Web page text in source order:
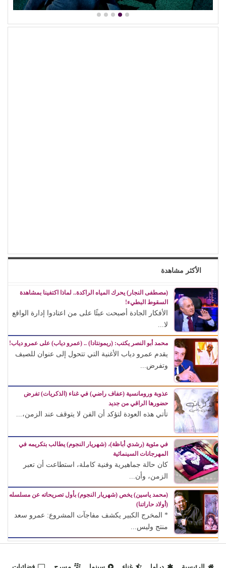
الأكثر مشاهدة
(مصطفى النجار) يحرك المياه الراكدة.. لماذا اكتفينا بمشاهدة
السقوط البطيء!
الأفكار الجادة أصبحت عبئًا على من اعتادوا إدارة الواقع
لا...
محمد أبو النصر يكتب: (ريمونتادا) .. (عمرو دياب) على عمرو دياب!
يقدم عمرو دياب الأغنية التي تتحول إلى عنوان للصيف
وتفرض...
عذوبة ورومانسية (عفاف راضي) في غناء (الذكريات) تفرض
حضورها الراقي من جديد
تأتي هذه العودة لتؤكد أن الفن لا يتوقف عند الزمن،...
في مئوية (رشدي أباظة)، (شهريار النجوم) يطالب بتكريمه في
المهرجانات السينمائية
كان حالة جماهيرية وفنية كاملة، استطاعت أن تعبر
الزمن، وأن...
(محمد ياسين) يخص (شهريار النجوم) بأول تصريحاته عن مسلسله
(أولاد حاراتنا)
* المخرج الكبير يكشف مفاجآت المشروع: عمرو سعد
منتج وليس...